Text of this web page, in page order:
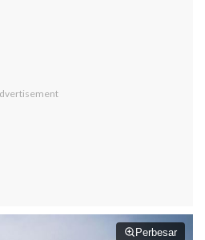
Perbesar